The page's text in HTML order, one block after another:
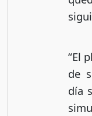
“El
de
día